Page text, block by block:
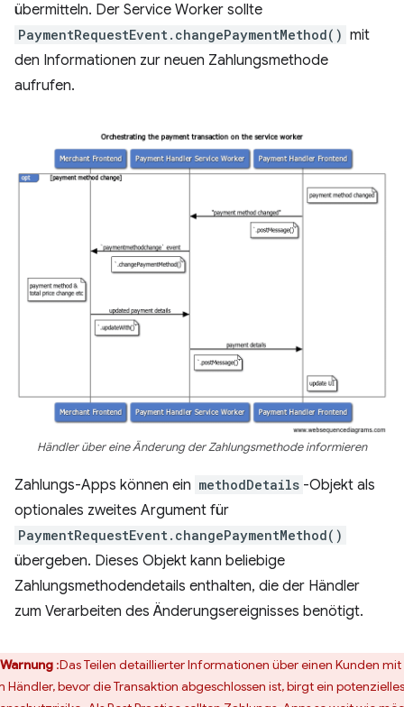
übermitteln. Der Service Worker sollte
PaymentRequestEvent.changePaymentMethod() mit
den Informationen zur neuen Zahlungsmethode
aufrufen.
Händler über eine Änderung der Zahlungsmethode informieren
Zahlungs-Apps können ein methodDetails -Objekt als
optionales zweites Argument für
PaymentRequestEvent.changePaymentMethod()
übergeben. Dieses Objekt kann beliebige
Zahlungsmethodendetails enthalten, die der Händler
zum Verarbeiten des Änderungsereignisses benötigt.
Warnung :Das Teilen detaillierter Informationen über einen Kunden mit
Händler, bevor die Transaktion abgeschlossen ist, birgt ein potenzielles